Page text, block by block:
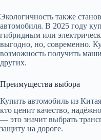
Экологичность также
автомобиля. В 2025 году
гибридным или
выгодно, но, современно.
возможность получить
других.
Преимущества выбора
Купить автомобиль из
кто ценит качество,
— это значит выбрать
защиту на дороге.